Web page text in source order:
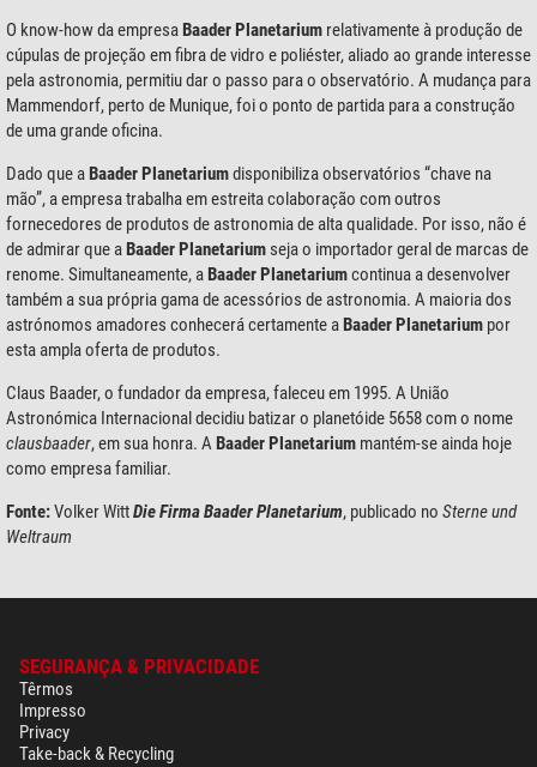
O know-how da empresaBaader Planetarium relativamente à produção de
cúpulas de projeção em fibra de vidro e poliéster, aliado ao grande interesse
pela astronomia, permitiu dar o passo para o observatório. A mudança para
Mammendorf, perto de Munique, foi o ponto de partida para a construção
de uma grande oficina.
Dado que aBaader Planetariumdisponibiliza observatórios “chave na
mão”, a empresa trabalha em estreita colaboração com outros
fornecedores de produtos de astronomia de alta qualidade. Por isso, não é
de admirar que aBaader Planetarium seja o importador geral de marcas de
renome. Simultaneamente, aBaader Planetariumcontinua a desenvolver
também a sua própria gama de acessórios de astronomia. A maioria dos
astrónomos amadores conhecerá certamente aBaader Planetarium por
esta ampla oferta de produtos.
Claus Baader, o fundador da empresa, faleceu em 1995. A União
Astronómica Internacional decidiu batizar o planetóide 5658 com o nome
clausbaader, em sua honra. ABaader Planetarium mantém-se ainda hoje
como empresa familiar.
Fonte:Volker WittDie Firma Baader Planetarium, publicado no Sterne und
Weltraum
SEGURANÇA & PRIVACIDADE
Têrmos
Impresso
Privacy
Take-back & Recycling